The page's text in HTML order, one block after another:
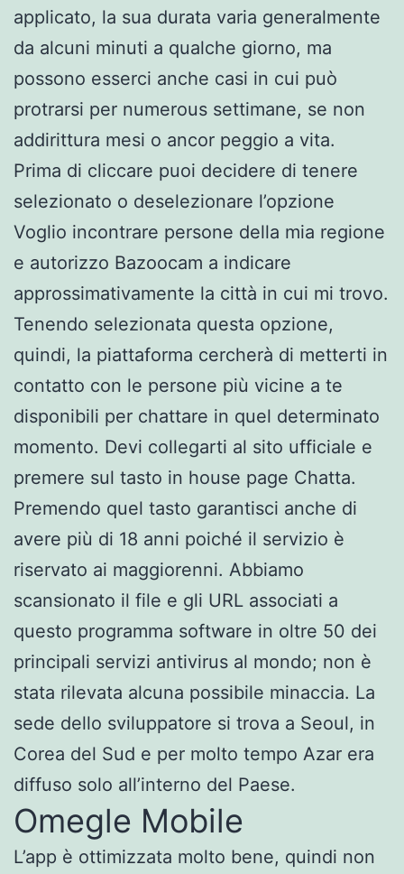
applicato, la sua durata varia generalmente
da alcuni minuti a qualche giorno, ma
possono esserci anche casi in cui può
protrarsi per numerous settimane, se non
addirittura mesi o ancor peggio a vita.
Prima di cliccare puoi decidere di tenere
selezionato o deselezionare l’opzione
Voglio incontrare persone della mia regione
e autorizzo Bazoocam a indicare
approssimativamente la città in cui mi trovo.
Tenendo selezionata questa opzione,
quindi, la piattaforma cercherà di metterti in
contatto con le persone più vicine a te
disponibili per chattare in quel determinato
momento. Devi collegarti al sito ufficiale e
premere sul tasto in house page Chatta.
Premendo quel tasto garantisci anche di
avere più di 18 anni poiché il servizio è
riservato ai maggiorenni. Abbiamo
scansionato il file e gli URL associati a
questo programma software in oltre 50 dei
principali servizi antivirus al mondo; non è
stata rilevata alcuna possibile minaccia. La
sede dello sviluppatore si trova a Seoul, in
Corea del Sud e per molto tempo Azar era
diffuso solo all’interno del Paese.
Omegle Mobile
L’app è ottimizzata molto bene, quindi non